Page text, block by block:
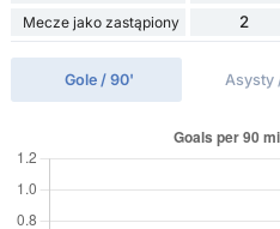
Mecze jako zastąpiony 2
Gole / 90' Asysty